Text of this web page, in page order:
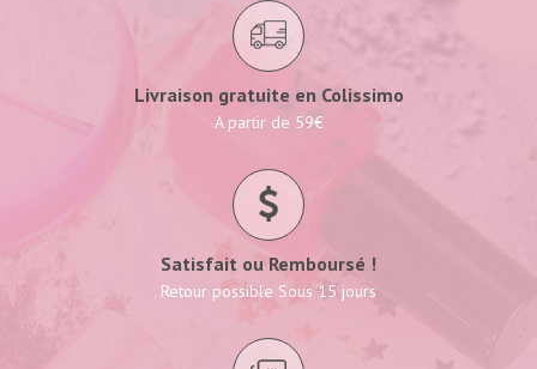
Livraison gratuite en Colissimo
A partir de 59€
Satisfait ou Remboursé !
Retour possible Sous 15 jours